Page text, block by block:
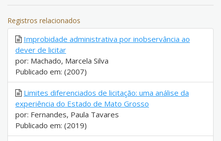
Registros relacionados
Improbidade administrativa por inobservância ao
dever de licitar
por: Machado, Marcela Silva
Publicado em: (2007)
Limites diferenciados de licitação: uma análise da
experiência do Estado de Mato Grosso
por: Fernandes, Paula Tavares
Publicado em: (2019)